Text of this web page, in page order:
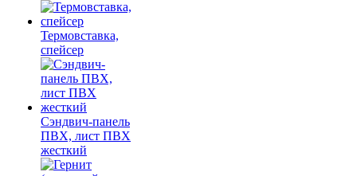
Термовставка,
спейсер
Сэндвич-панель
ПВХ, лист ПВХ
жесткий